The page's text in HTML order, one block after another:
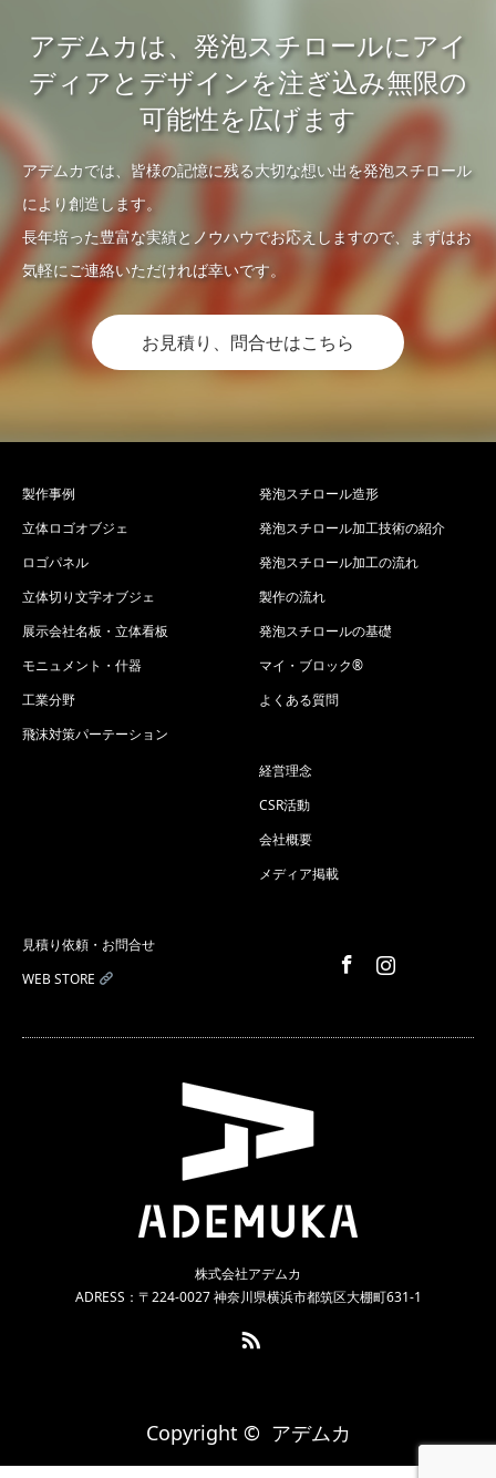
アデムカは、発泡スチロールにアイ
ディアとデザインを注ぎ込み無限の
可能性を広げます
アデムカでは、皆様の記憶に残る大切な想い出を発泡スチロール
により創造します。
長年培った豊富な実績とノウハウでお応えしますので、まずはお
気軽にご連絡いただければ幸いです。
お見積り、問合せはこちら
製作事例
立体ロゴオブジェ
ロゴパネル
立体切り文字オブジェ
展示会社名板・立体看板
モニュメント・什器
工業分野
飛沫対策パーテーション
発泡スチロール造形
発泡スチロール加工技術の紹介
発泡スチロール加工の流れ
製作の流れ
発泡スチロールの基礎
マイ・ブロック®
よくある質問
経営理念
CSR活動
会社概要
メディア掲載
見積り依頼・お問合せ
WEB STORE
FacebookInstagram
株式会社アデムカ
ADRESS：〒224-0027 神奈川県横浜市都筑区大棚町631-1
Copyright © アデムカ